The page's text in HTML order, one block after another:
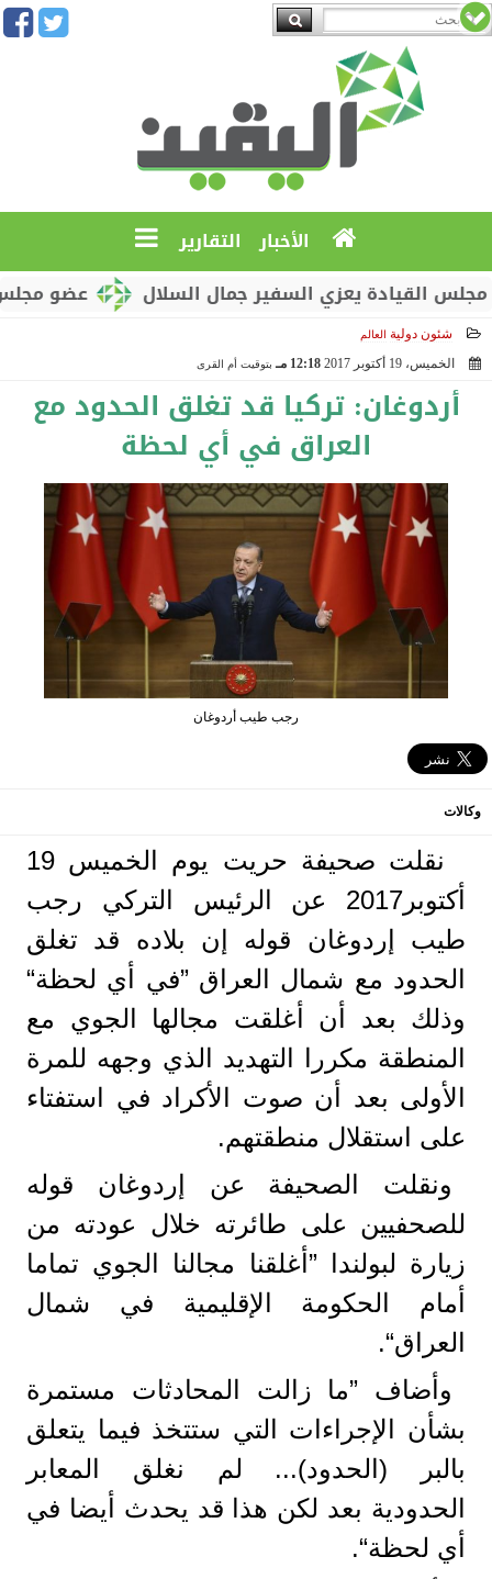
الأخبار التقارير
عضو مجلس
يعزي السفير جمال السلال
شئون دولية العالم
الخميس، 19 أكتوبر 2017 12:18 مـ بتوقيت أم القرى
2017-10-19 12:18:13أردوغان: تركيا قد تغلق الحدود مع
العراق في أي لحظة
رجب طيب أردوغان
وكالات
نقلت صحيفة حريت يوم الخميس 19
أكتوبر2017 عن الرئيس التركي رجب
طيب إردوغان قوله إن بلاده قد تغلق
الحدود مع شمال العراق ”في أي لحظة“
وذلك بعد أن أغلقت مجالها الجوي مع
المنطقة مكررا التهديد الذي وجهه للمرة
الأولى بعد أن صوت الأكراد في استفتاء
على استقلال منطقتهم.
ونقلت الصحيفة عن إردوغان قوله
للصحفيين على طائرته خلال عودته من
زيارة لبولندا ”أغلقنا مجالنا الجوي تماما
أمام الحكومة الإقليمية في شمال
العراق“.
وأضاف ”ما زالت المحادثات مستمرة
بشأن الإجراءات التي ستتخذ فيما يتعلق
بالبر (الحدود)... لم نغلق المعابر
الحدودية بعد لكن هذا قد يحدث أيضا في
أي لحظة“.